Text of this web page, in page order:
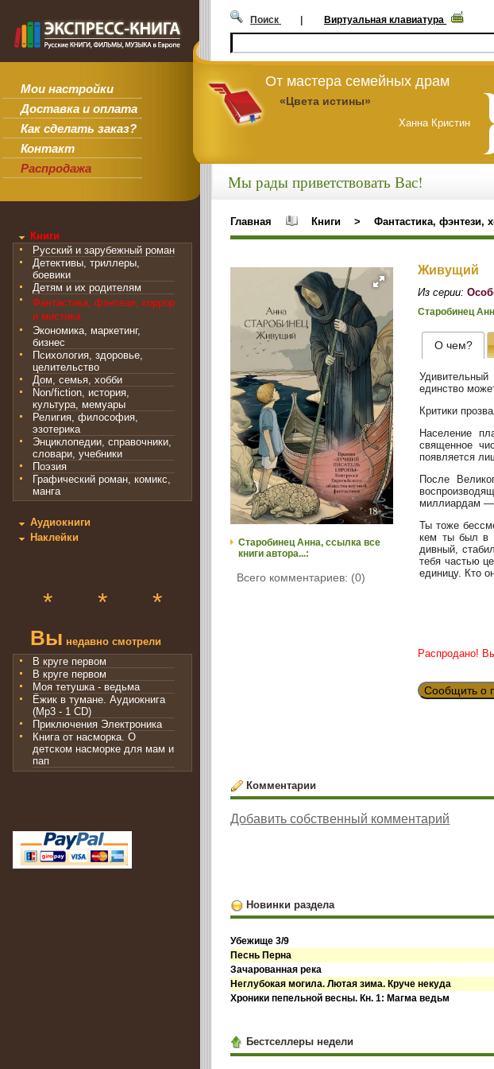
Мои настройки
Доставка и оплата
Как сделать заказ?
Контакт
Распродажа
Поиск | Виртуальная клавиатура
От мастера семейных драм
«Цвета истины»
Ханна Кристин
Книги
Русский и зарубежный роман
Детективы, триллеры,
боевики
Детям и их родителям
Фантастика, фэнтези, хоррор
и мистика
Экономика, маркетинг,
бизнес
Психология, здоровье,
целительство
Дом, семья, хобби
Non/fiction, история,
культура, мемуары
Религия, философия,
эзотерика
Энциклопедии, справочники,
словари, учебники
Поэзия
Графический роман, комикс,
манга
Аудиокниги
Наклейки
* * *
Вы недавно смотрели
В круге первом
В круге первом
Моя тетушка - ведьма
Ёжик в тумане. Аудиокнига
(Mp3 - 1 CD)
Приключения Электроника
Книга от насморка. О
детском насморке для мам и
пап
Мы рады приветствовать Вас!
Главная Книги > Фантастика, фэнтези,
Старобинец Анна, ссылка все
книги автора...:
Всего комментариев: (0)
Живущий
Из серии:
Старобинец
О чем?
единство
Критики
Население
священное
появляется
После
миллиардам —
Ты тоже
кем ты был в
дивный,
тебя частью
единицу. Кто
Распродано!
Сообщить о
Комментарии
Добавить собственный комментарий
Новинки раздела
Убежище 3/9
Песнь Перна
Зачарованная река
Неглубокая могила. Лютая зима. Круче некуда
Хроники пепельной весны. Кн. 1: Магма ведьм
Бестселлеры недели